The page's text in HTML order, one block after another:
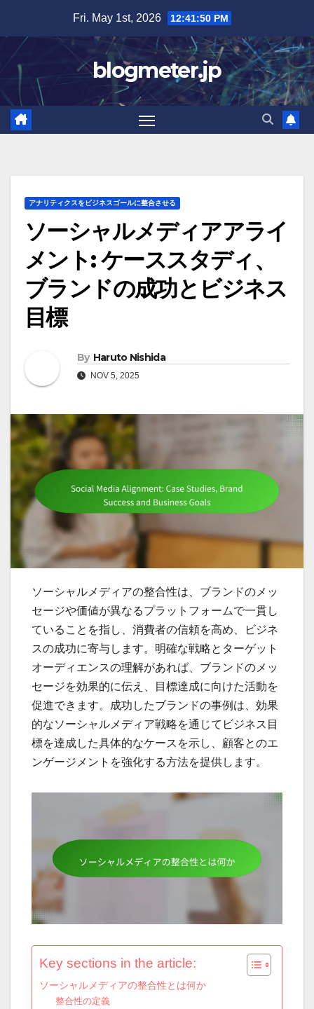
content
Fri. May 1st, 2026 12:41:52 PM
blogmeter.jp
アナリティクスをビジネスゴールに整合させる
ソーシャルメディアアライ
メント: ケーススタディ、
ブランドの成功とビジネス
目標
By Haruto Nishida
NOV 5, 2025
ソーシャルメディアの整合性は、ブランドのメッ
セージや価値が異なるプラットフォームで一貫し
ていることを指し、消費者の信頼を高め、ビジネ
スの成功に寄与します。明確な戦略とターゲット
オーディエンスの理解があれば、ブランドのメッ
セージを効果的に伝え、目標達成に向けた活動を
促進できます。成功したブランドの事例は、効果
的なソーシャルメディア戦略を通じてビジネス目
標を達成した具体的なケースを示し、顧客とのエ
ンゲージメントを強化する方法を提供します。
Key sections in the article:
ソーシャルメディアの整合性とは何か
整合性の定義